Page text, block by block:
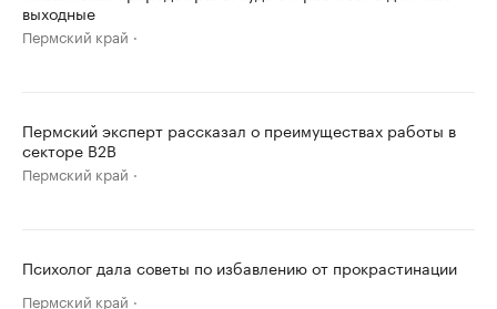
выходные
Пермский край
Пермский эксперт рассказал о преимуществах работы в
секторе B2B
Пермский край
Психолог дала советы по избавлению от прокрастинации
Пермский край